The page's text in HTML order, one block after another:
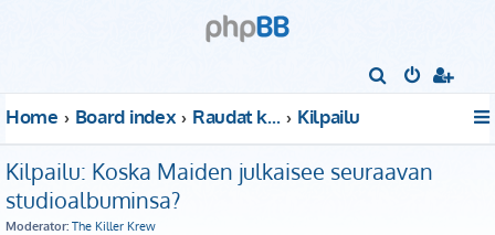
c
Home Board index Raudat kattoon! Kilpailu
Kilpailu: Koska Maiden julkaisee seuraavan
studioalbuminsa?
Moderator: The Killer Krew